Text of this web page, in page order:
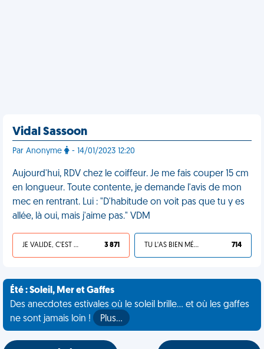
Vidal Sassoon
Par Anonyme - 14/01/2023 12:20
Aujourd'hui, RDV chez le coiffeur. Je me fais couper 15 cm
en longueur. Toute contente, je demande l'avis de mon
mec en rentrant. Lui : "D'habitude on voit pas que tu y es
allée, là oui, mais j'aime pas." VDM
JE VALIDE, C'EST UNE VDM 3 871 TU L'AS BIEN MÉRITÉ 714
Été : Soleil, Mer et Gaffes
Des anecdotes estivales où le soleil brille... et où les gaffes
ne sont jamais loin !
Plus…